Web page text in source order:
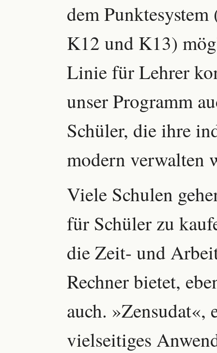
dem
K12 und K13)
Linie für Lehrer
unser Programm
Schüler, die ihre
modern verwalten
Viele Schulen
für Schüler zu
die Zeit- und
Rechner bietet,
auch. »Zensudat«,
vielseitiges